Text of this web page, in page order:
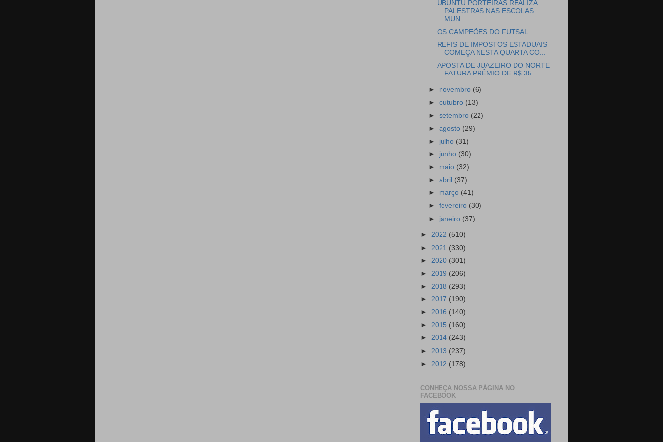
UBUNTU PORTEIRAS REALIZA
PALESTRAS NAS ESCOLAS
MUN...
OS CAMPEÕES DO FUTSAL
REFIS DE IMPOSTOS ESTADUAIS
COMEÇA NESTA QUARTA CO...
APOSTA DE JUAZEIRO DO NORTE
FATURA PRÊMIO DE R$ 35...
► novembro (6)
►outubro (13)
►setembro (22)
►agosto (29)
► julho (31)
► junho (30)
► maio (32)
►abril (37)
► março (41)
►fevereiro (30)
► janeiro (37)
► 2022 (510)
► 2021 (330)
► 2020 (301)
► 2019 (206)
► 2018 (293)
► 2017 (190)
► 2016 (140)
► 2015 (160)
► 2014 (243)
► 2013 (237)
► 2012 (178)
CONHEÇA NOSSA PÁGINA NO
FACEBOOK